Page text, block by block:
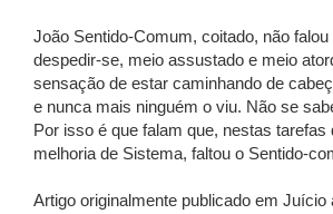
João Sentido-Comum, coitado, não falou
despedir-se, meio assustado e meio
sensação de estar caminhando de
e nunca mais ninguém o viu. Não se
Por isso é que falam que, nestas tarefas
melhoria de Sistema, faltou o Sentido-
Artigo originalmente publicado em Juício